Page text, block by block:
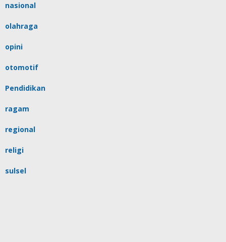
nasional
olahraga
opini
otomotif
Pendidikan
ragam
regional
religi
sulsel